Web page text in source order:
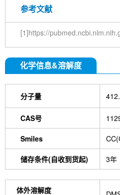
参考文献
[1]https://
化学信息&溶解度
分子量
CAS号
Smiles
储存条件(自收到货起) 3年
体外溶解度